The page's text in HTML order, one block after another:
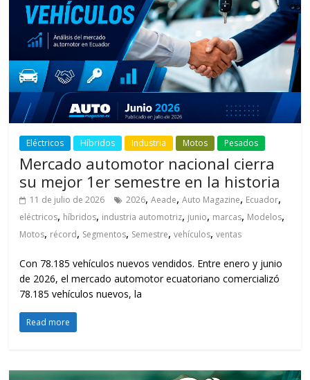
Eléctricos Híbridos Industria Motos Pesados
Mercado automotor nacional cierra
su mejor 1er semestre en la historia
11 de julio de 2026 2026,Aeade,Auto Magazine, Ecuador,
eléctricos, híbridos, industria automotriz, junio, marcas, Modelos,
Motos, récord, Segmentos, Semestre,vehículos,ventas
Con 78.185 vehículos nuevos vendidos. Entre enero y junio
de 2026, el mercado automotor ecuatoriano comercializó
78.185 vehículos nuevos, la
Read more